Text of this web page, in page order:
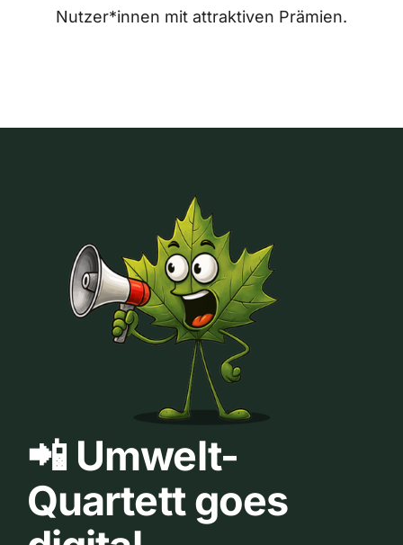
Nutzer*innen mit attraktiven Prämien.
📲 Umwelt-
Quartett goes